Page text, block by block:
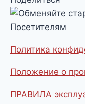
Посетителям
Политика
Положение о
ПРАВИЛА